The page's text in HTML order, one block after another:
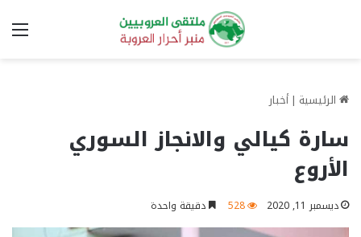
الرئيسية | أخبار
سارة كيالي والانجاز السوري
الأروع
ديسمبر 11, 2020 528 دقيقة واحدة